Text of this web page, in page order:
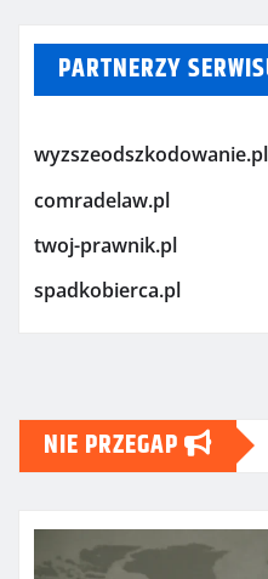
PARTNERZY
wyzszeodszkodowanie.pl
comradelaw.pl
twoj-prawnik.pl
spadkobierca.pl
NIE PRZEGAP